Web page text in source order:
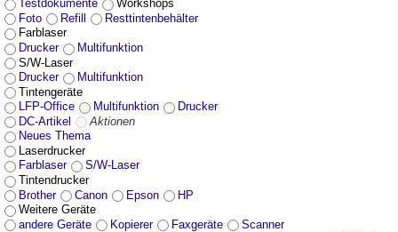
Testdokumente
Workshops
Foto
Refill
Resttintenbehälter
Farblaser
Drucker
Multifunktion
S/W-Laser
Drucker
Multifunktion
Tintengeräte
LFP-Office
Multifunktion
Drucker
DC-Artikel
Aktionen
Neues Thema
Laserdrucker
Farblaser
S/W-Laser
Tintendrucker
Brother
Canon Epson
HP
Weitere Geräte
andere Geräte
Kopierer Faxgeräte
Scanner